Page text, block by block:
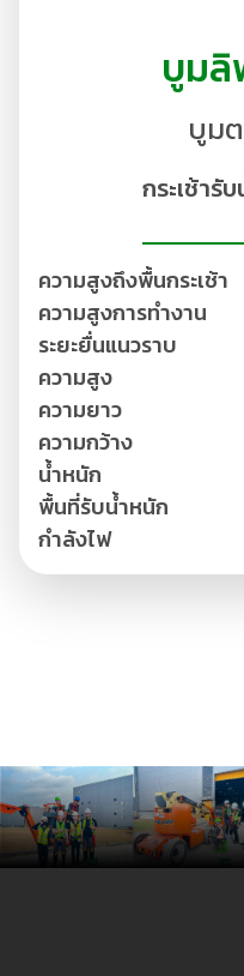
บูม
บูม
กระเช้ารั
ความสูงถึงพื้นกระเช้า
ความสูงการทำงาน
ระยะยื่นแนวราบ
ความสูง
ความยาว
ความกว้าง
น้ำหนัก
พื้นที่รับน้ำหนัก
กำลังไฟ